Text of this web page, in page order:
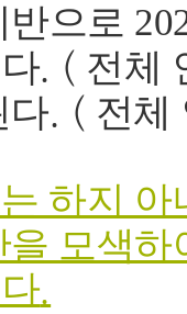
반으로
. ( 전체
다. ( 전체
하지 아
모색
.